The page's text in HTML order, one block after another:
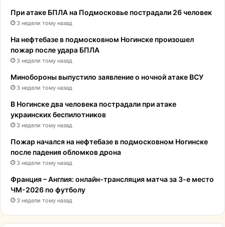
При атаке БПЛА на Подмосковье пострадали 26 человек
3 недели тому назад
На нефтебазе в подмосковном Ногинске произошел
пожар после удара БПЛА
3 недели тому назад
Минобороны выпустило заявление о ночной атаке ВСУ
3 недели тому назад
В Ногинске два человека пострадали при атаке
украинских беспилотников
3 недели тому назад
Пожар начался на нефтебазе в подмосковном Ногинске
после падения обломков дрона
3 недели тому назад
Франция – Англия: онлайн-трансляция матча за 3-е место
ЧМ-2026 по футболу
3 недели тому назад